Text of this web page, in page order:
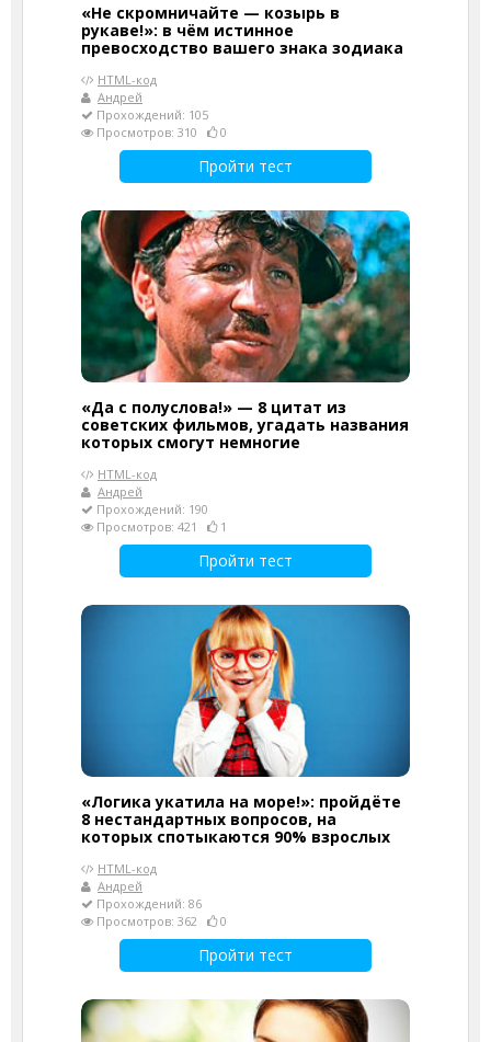
«Не скромничайте — козырь в
рукаве!»: в чём истинное
превосходство вашего знака зодиака
HTML-код
Андрей
Прохождений: 105
Просмотров: 310
0
Пройти тест
«Да с полуслова!» — 8 цитат из
советских фильмов, угадать названия
которых смогут немногие
HTML-код
Андрей
Прохождений: 190
Просмотров: 421
1
Пройти тест
«Логика укатила на море!»: пройдёте
8 нестандартных вопросов, на
которых спотыкаются 90% взрослых
HTML-код
Андрей
Прохождений: 86
Просмотров: 362
0
Пройти тест